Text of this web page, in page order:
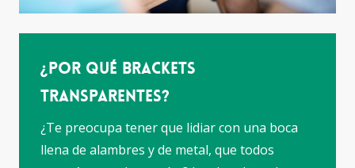
¿Por qué Brackets
transparentes?
¿Te preocupa tener que lidiar con una boca
llena de alambres y de metal, que todos